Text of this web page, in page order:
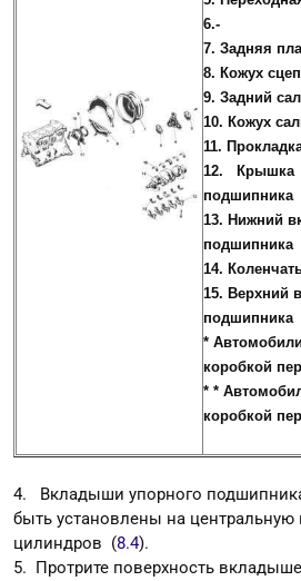
6.-
7. Задняя
8. Кожух
9. Задний
10. Кожух
11.
12. Крышка
подшипника
13. Нижний
подшипника
14.
15. Верхний
подшипника
*
коробкой
* *
коробкой
4. Вкладыши упорного
быть установлены на
цилиндров (8.4).
5. Протрите поверхность